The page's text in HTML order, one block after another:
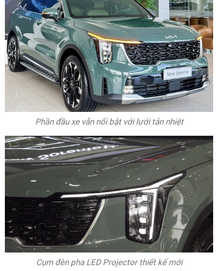
Phần đầu xe vẫn nổi bật với lưới tản nhiệt
Cụm đèn pha LED Projector thiết kế mới